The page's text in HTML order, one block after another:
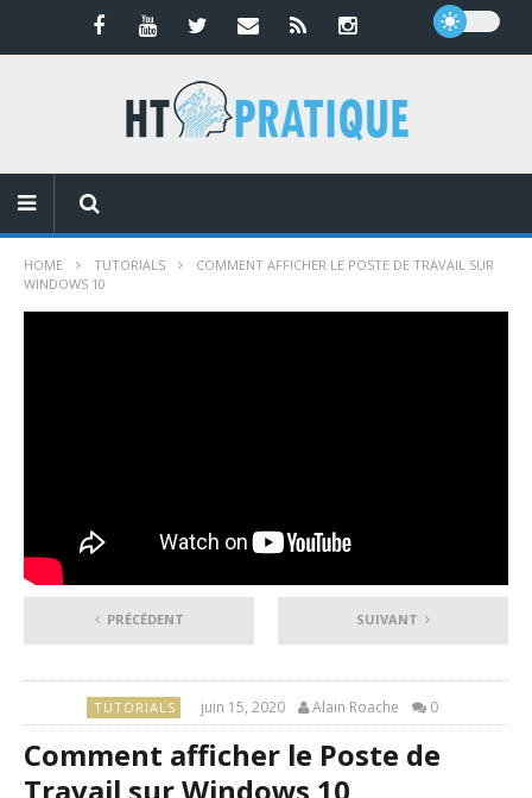
HOME TUTORIALS
COMMENT AFFICHER LE POSTE DE TRAVAIL SUR
WINDOWS 10
PRÉCÉDENT SUIVANT
TUTORIALS juin 15, 2020 Alain Roache 0
Comment afficher le Poste de
Travail sur Windows 10